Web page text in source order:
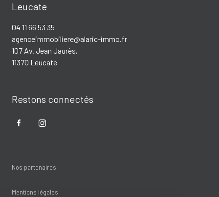
Leucate
04 11 66 53 35
agenceimmobiliere@alaric-immo.fr
107 Av. Jean Jaurès,
11370 Leucate
Restons connectés
Nos partenaires
Mentions légales